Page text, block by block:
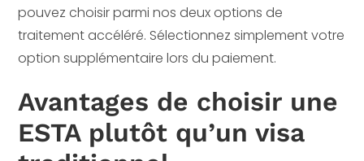
pouvez choisir parmi nos deux options de
traitement accéléré. Sélectionnez simplement votre
option supplémentaire lors du paiement.
Avantages de choisir une
ESTA plutôt qu’un visa